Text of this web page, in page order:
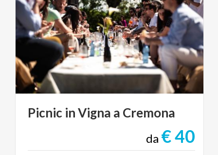
Picnic inVigna a Cremona
da € 40